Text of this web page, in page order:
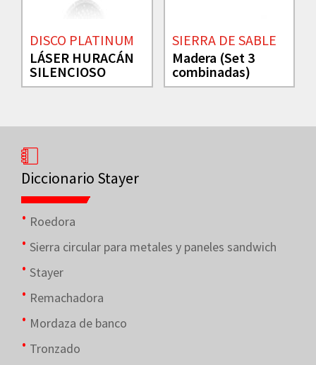
DISCO PLATINUM
LÁSER HURACÁN
SILENCIOSO
SIERRA DE SABLE
Madera (Set 3
combinadas)
Diccionario Stayer
Roedora
Sierra circular para metales y paneles sandwich
Stayer
Remachadora
Mordaza de banco
Tronzado